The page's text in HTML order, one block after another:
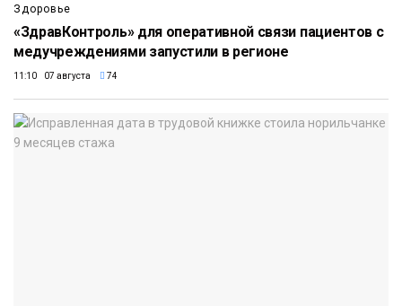
Здоровье
«ЗдравКонтроль» для оперативной связи пациентов с
медучреждениями запустили в регионе
11:10 07 августа 74